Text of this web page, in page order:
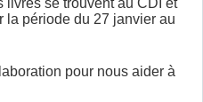
livres se trouvent au CDI et
la période du 27 janvier au
pour nous aider à